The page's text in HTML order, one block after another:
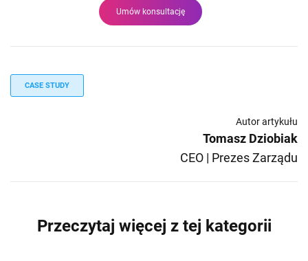
Umów konsultację
CASE STUDY
Autor artykułu
Tomasz Dziobiak
CEO | Prezes Zarządu
Przeczytaj więcej z tej kategorii